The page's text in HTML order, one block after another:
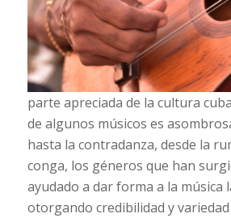
parte apreciada de la cultura
de algunos músicos es
hasta la contradanza, desde la
conga, los géneros que han
ayudado a dar forma a la música
otorgando credibilidad y variedad